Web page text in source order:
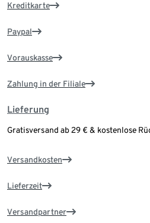
Kreditkarte
Paypal
Vorauskasse
Zahlung in der Filiale
Lieferung
Gratisversand ab 29 € & kostenlose
Versandkosten
Lieferzeit
Versandpartner